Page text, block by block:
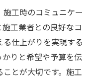
工時のコミュニケー
工業者との良好なコ
仕上がりを実現する
りと希望や予算を伝
とが大切です。施工